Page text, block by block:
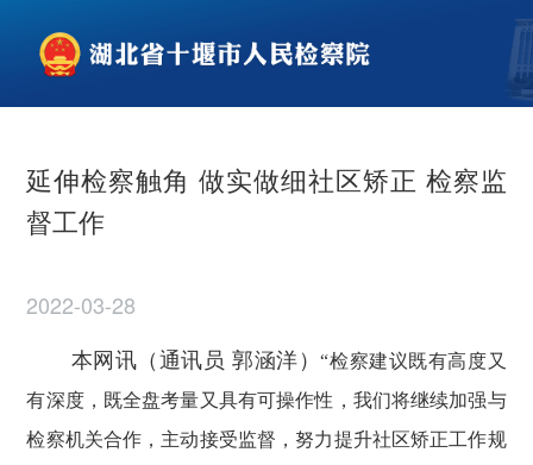
延伸检察触角 做实做细社区矫正 检察监
督工作
2022-03-28
本网讯（通讯员 郭涵洋）“检察建议既有高度又
有深度，既全盘考量又具有可操作性，我们将继续加强与
检察机关合作，主动接受监督 ，努力提升社区矫正工作规